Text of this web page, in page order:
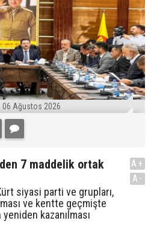
06 Ağustos 2026
7 maddelik ortak
siyasi parti ve grupları,
ve kentte geçmişte
kazanılması
A+
A-